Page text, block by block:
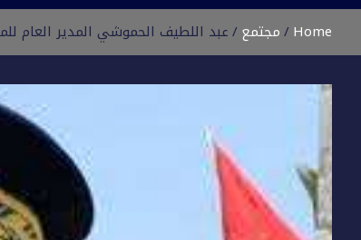
Home مجتمع عبد اللطيف الحموشي المدير العام